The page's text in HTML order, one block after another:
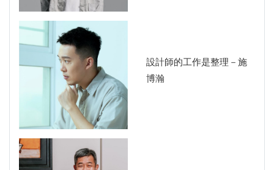
設計師的工作是整理－施
博瀚